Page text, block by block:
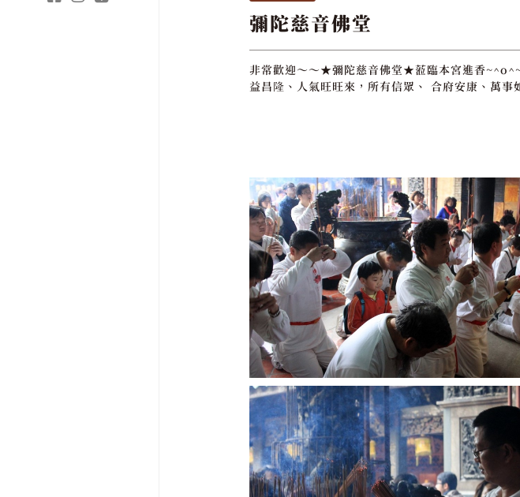
彌陀慈音佛堂
非常歡迎～～★彌陀慈音佛堂★蒞臨本宮進香
益昌隆、人氣旺旺來，所有信眾、 合府安康、萬